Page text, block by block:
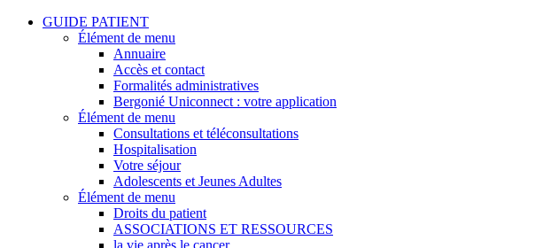
GUIDE PATIENT
Élément de menu
Annuaire
Accès et contact
Formalités administratives
Bergonié Uniconnect : votre application
Élément de menu
Consultations et téléconsultations
Hospitalisation
Votre séjour
Adolescents et Jeunes Adultes
Élément de menu
Droits du patient
ASSOCIATIONS ET RESSOURCES
la vie après le cancer